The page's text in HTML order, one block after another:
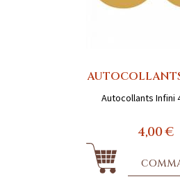
Autocollants Infini
4,00 €